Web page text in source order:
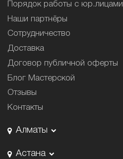
Порядок работы с юр.лицами
Наши партнёры
Сотрудничество
Доставка
Договор публичной оферты
Блог Мастерской
Отзывы
Контакты
Алматы
Астана